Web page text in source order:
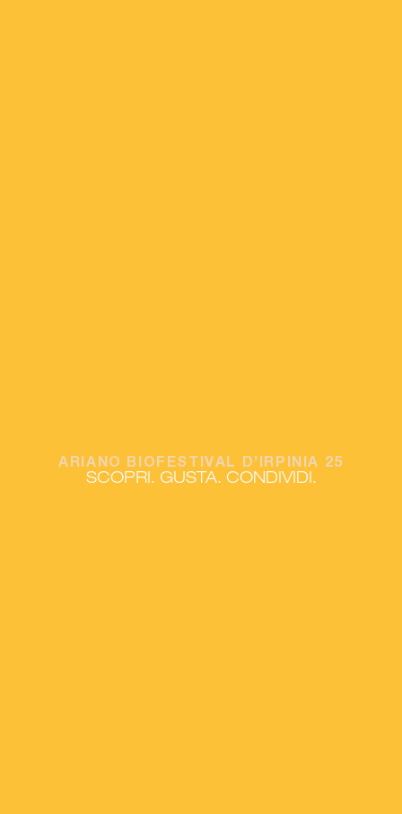
ARIANO BIOFESTIVAL D’IRPINIA 25
SCOPRI. GUSTA. CONDIVIDI.